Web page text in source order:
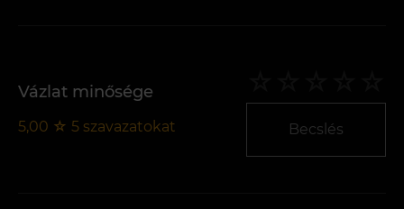
Vázlat minősége
5,00 ☆ 5 szavazatokat Becslés